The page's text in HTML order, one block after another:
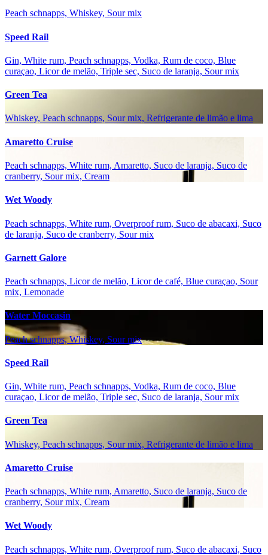
Peach schnapps, Whiskey, Sour mix
Speed Rail
Gin, White rum, Peach schnapps, Vodka, Rum de coco, Blue
curaçao, Licor de melão, Triple sec, Suco de laranja, Sour mix
Green Tea
Whiskey, Peach schnapps, Sour mix, Refrigerante de limão e lima
Amaretto Cruise
Peach schnapps, White rum, Amaretto, Suco de laranja, Suco de
cranberry, Sour mix, Cream
Wet Woody
Peach schnapps, White rum, Overproof rum, Suco de abacaxi, Suco
de laranja, Suco de cranberry, Sour mix
Garnett Galore
Peach schnapps, Licor de melão, Licor de café, Blue curaçao, Sour
mix, Lemonade
Water Moccasin
Peach schnapps, Whiskey, Sour mix
Speed Rail
Gin, White rum, Peach schnapps, Vodka, Rum de coco, Blue
curaçao, Licor de melão, Triple sec, Suco de laranja, Sour mix
Green Tea
Whiskey, Peach schnapps, Sour mix, Refrigerante de limão e lima
Amaretto Cruise
Peach schnapps, White rum, Amaretto, Suco de laranja, Suco de
cranberry, Sour mix, Cream
Wet Woody
Peach schnapps, White rum, Overproof rum, Suco de abacaxi, Suco